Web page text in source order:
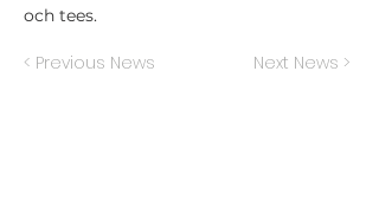
och tees.
< Previous News Next News >